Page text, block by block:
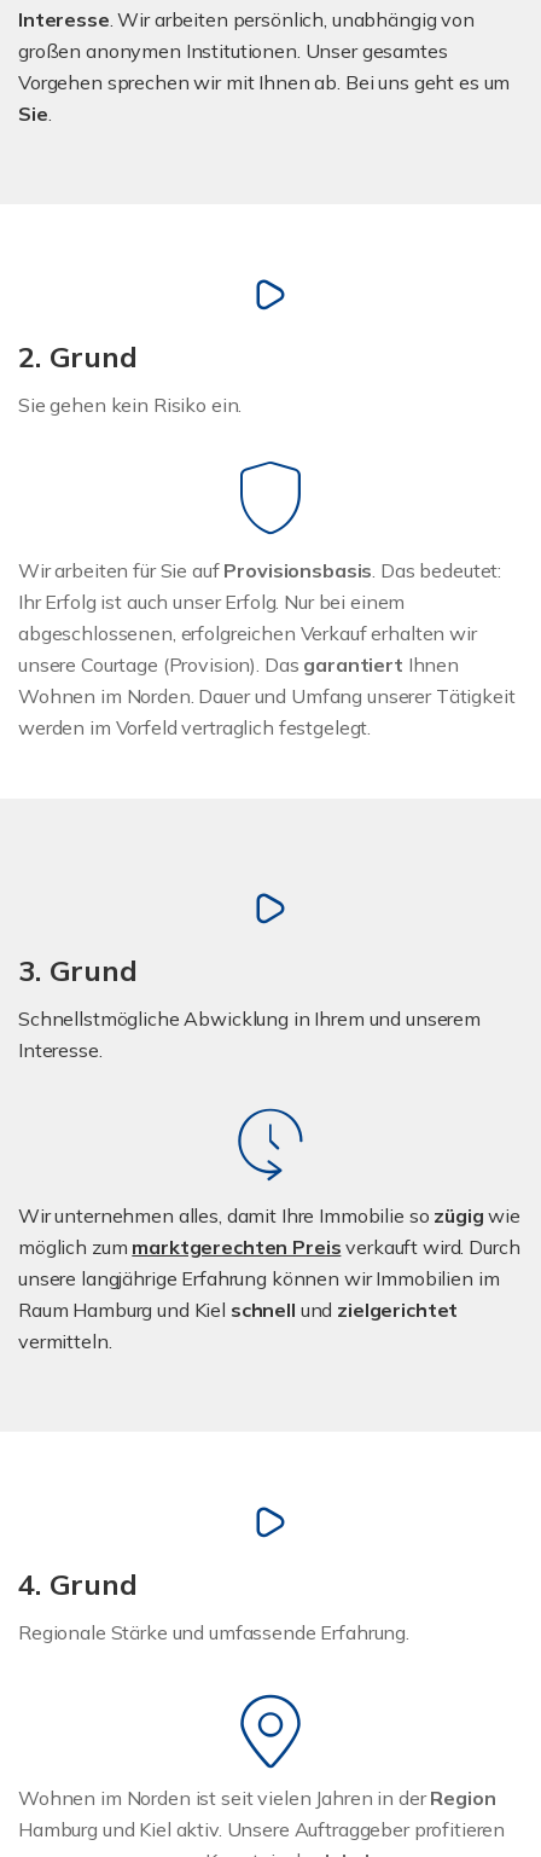
Interesse. Wir arbeiten persönlich, unabhängig von
großen anonymen Institutionen. Unser gesamtes
Vorgehen sprechen wir mit Ihnen ab. Bei uns geht es um
Sie.
2. Grund
Sie gehen kein Risiko ein.
Wir arbeiten für Sie auf Provisionsbasis. Das bedeutet:
Ihr Erfolg ist auch unser Erfolg. Nur bei einem
abgeschlossenen, erfolgreichen Verkauf erhalten wir
unsere Courtage (Provision). Das garantiert Ihnen
Wohnen im Norden. Dauer und Umfang unserer Tätigkeit
werden im Vorfeld vertraglich festgelegt.
3. Grund
Schnellstmögliche Abwicklung in Ihrem und unserem
Interesse.
Wir unternehmen alles, damit Ihre Immobilie so zügigwie
möglich zum marktgerechten Preis verkauft wird. Durch
unsere langjährige Erfahrung können wir Immobilien im
Raum Hamburg und Kiel schnell und zielgerichtet
vermitteln.
4. Grund
Regionale Stärke und umfassende Erfahrung.
Wohnen im Norden ist seit vielen Jahren in derRegion
Hamburg und Kiel aktiv. Unsere Auftraggeber profitieren